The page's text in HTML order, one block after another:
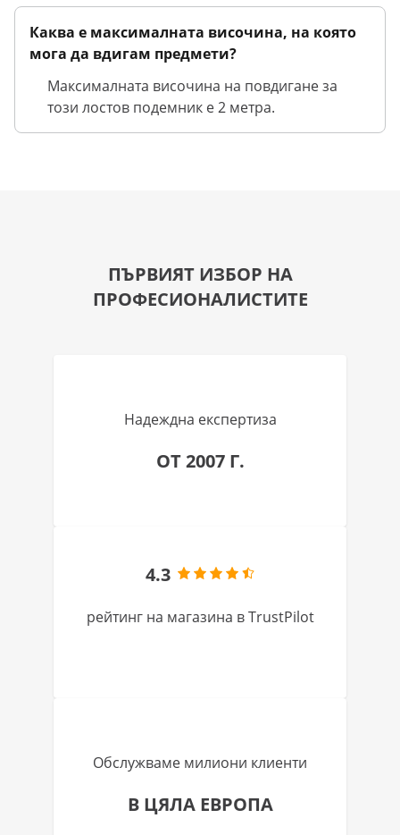
Каква е максималната височина, на която
мога да вдигам предмети?
Максималната височина на повдигане за
този лостов подемник е 2 метра.
ПЪРВИЯТ ИЗБОР НА
ПРОФЕСИОНАЛИСТИТЕ
Надеждна експертиза
ОТ 2007 Г.
4.3
рейтинг на магазина в TrustPilot
Обслужваме милиони клиенти
В ЦЯЛА ЕВРОПА